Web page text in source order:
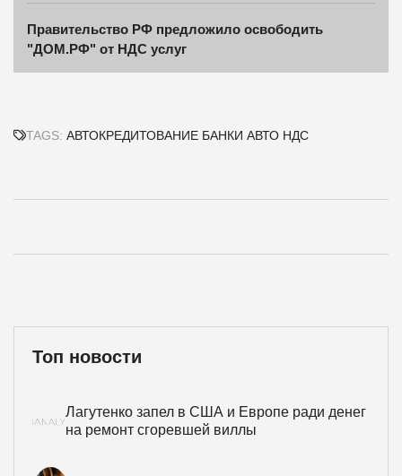
Правительство РФ предложило освободить
"ДОМ.РФ" от НДС услуг
TAGS: АВТОКРЕДИТОВАНИЕ БАНКИ АВТО НДС
Топ новости
Лагутенко запел в США и Европе ради денег
на ремонт сгоревшей виллы